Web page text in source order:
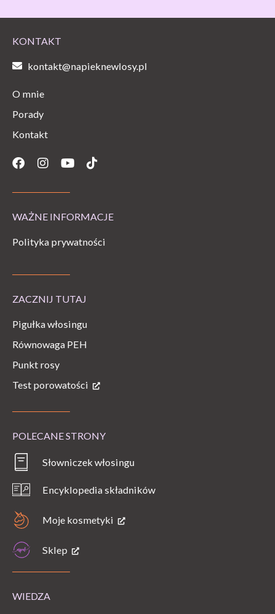
KONTAKT
kontakt@napieknewlosy.pl
O mnie
Porady
Kontakt
Facebook
Instagram
YoutubeTiktok
WAŻNE INFORMACJE
Polityka prywatności
ZACZNIJ TUTAJ
Pigułka włosingu
Równowaga PEH
Punkt rosy
Test porowatości
POLECANE STRONY
Słowniczek włosingu
Encyklopedia składników
Moje kosmetyki
Sklep
WIEDZA